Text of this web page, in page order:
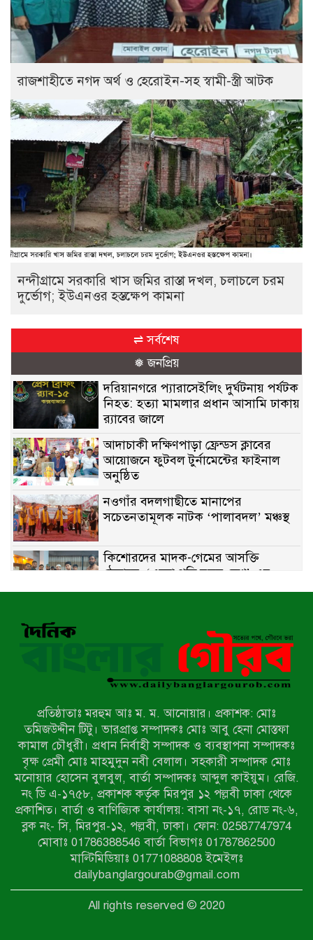
রাজশাহীতে নগদ অর্থ ও হেরোইন-সহ স্বামী-স্ত্রী আটক
নন্দীগ্রামে সরকারি খাস জমির রাস্তা দখল, চলাচলে চরম
দুর্ভোগ; ইউএনওর হস্তক্ষেপ কামনা
⇌ সর্বশেষ
❅ জনপ্রিয়
দরিয়ানগরে প্যারাসেইলিং দুর্ঘটনায় পর্যটক
নিহত: হত্যা মামলার প্রধান আসামি ঢাকায়
র‌্যাবের জালে
আদাচাকী দক্ষিণপাড়া ফ্রেন্ডস ক্লাবের
আয়োজনে ফুটবল টুর্নামেন্টের ফাইনাল
অনুষ্ঠিত
নওগাঁর বদলগাছীতে মানাপের
সচেতনতামূলক নাটক ‘পালাবদল’ মঞ্চস্থ
কিশোরদের মাদক-গেমের আসক্তি
ঠেকাতে, ‘এসো গড়ি নতুন দেশ’-এর
ফুটবল বিতরণ
নন্দীগ্রামে সরকারি খাস জমির রাস্তা দখল,
চলাচলে চরম দুর্ভোগ; ইউএনওর হস্তক্ষেপ
নাটোরের পাটুলে পানিতে ডুবে নন্দীগ্রামের
স্কুলছাত্রের মর্মান্তিক মৃত্যু
সেনাবাহিনীর চাকরি হারিয়ে ভুয়া ডিবি
পুলিশ পরিচয়ে চাঁদাবাজি, গণপিটুনির পর
কারাগারে প্রতারক।
বাঘার সাহিন সরকারের তিন ক্যাটাগরিতে
প্রথম স্থান অর্জন; সংস্কৃতি অঙ্গনেও রয়েছে
তাঁর বহুমুখী প্রতিভা!
আওয়ামী সন্ত্রাসীদের দ্রুত গ্রেফতার ও
বিচারের দাবিতে নীলফামারীতে বিক্ষোভ ও
প্রতিষ্ঠাতাঃ মরহুম আঃ ম. ম. আনোয়ার। প্রকাশক: মোঃ
তমিজউদ্দীন টিটু। ভারপ্রাপ্ত সম্পাদকঃ মোঃ আবু হেনা মোস্তফা
কামাল চৌধুরী। প্রধান নির্বাহী সম্পাদক ও ব্যবস্থাপনা সম্পাদকঃ
বৃক্ষ প্রেমী মোঃ মাহমুদুন নবী বেলাল। সহকারী সম্পাদক মোঃ
মনোয়ার হোসেন বুলবুল, বার্তা সম্পাদকঃ আব্দুল কাইয়ুম। রেজি.
নং ডি এ-১৭৫৮, প্রকাশক কর্তৃক মিরপুর ১২ পল্লবী ঢাকা থেকে
প্রকাশিত। বার্তা ও বাণিজ্যিক কার্যালয়: বাসা নং-১৭, রোড নং-৬,
ব্লক নং- সি, মিরপুর-১২, পল্লবী, ঢাকা। ফোন: 02587747974
মোবাঃ 01786388546 বার্তা বিভাগঃ 01787862500
মাল্টিমিডিয়াঃ 01771088808 ইমেইলঃ
dailybanglargourab@gmail.com
All rights reserved © 2020